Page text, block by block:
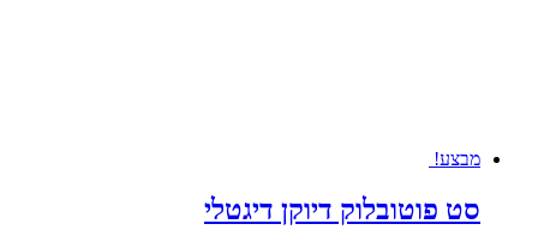
מבצע!
סט פוטובלוק דיוקן דיגטלי